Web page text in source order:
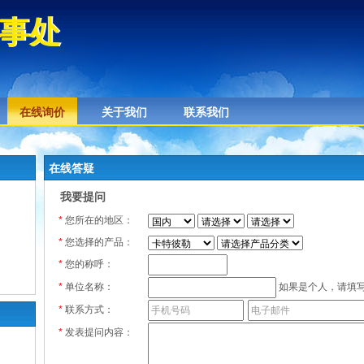
处
处
在线询价 关于我们 联系我们
在线答疑
我要提问
* 您所在的地区：
* 您选择的产品：
* 您的称呼：
* 单位名称：
如果是个人，请填
* 联系方式：
* 发表提问内容：